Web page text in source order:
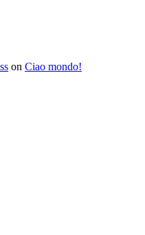
on Ciao mondo!